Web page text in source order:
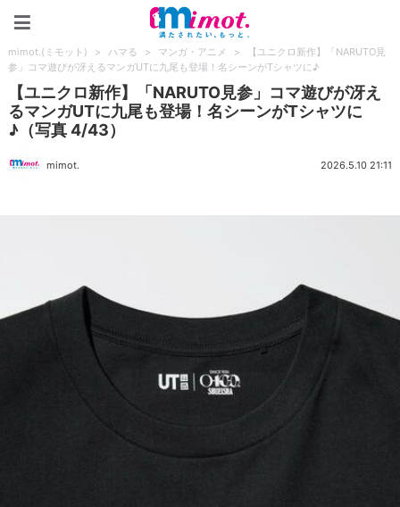
mimot.(ミモット) > ハマる > マンガ・アニメ >
【ユニクロ新作】「NARUTO見
参」コマ遊びが冴えるマンガUTに九尾も登場！名シーンがTシャツに♪
【ユニクロ新作】「NARUTO見参」コマ遊びが冴え
るマンガUTに九尾も登場！名シーンがTシャツに
♪（写真 4/43）
mimot. 2026.5.10 21:11